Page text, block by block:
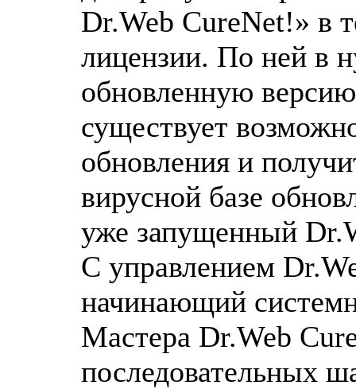
Dr.Web CureNet!» в
лицензии. По ней в
обновленную
существует
обновления и
вирусной базе
уже запущенный
C управлением
начинающий
Мастера Dr.Web
последовательных